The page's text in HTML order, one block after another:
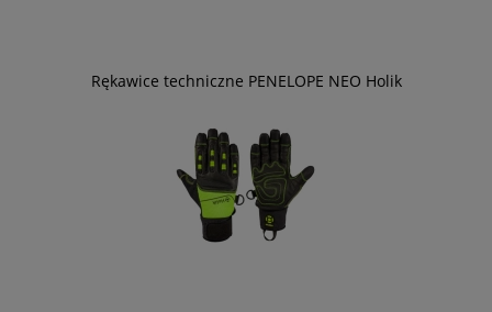
Rękawice techniczne PENELOPE NEO Holik